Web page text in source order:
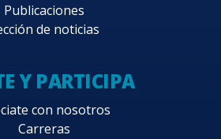
Publicaciones
de noticias
Y PARTICIPA
con nosotros
Carreras